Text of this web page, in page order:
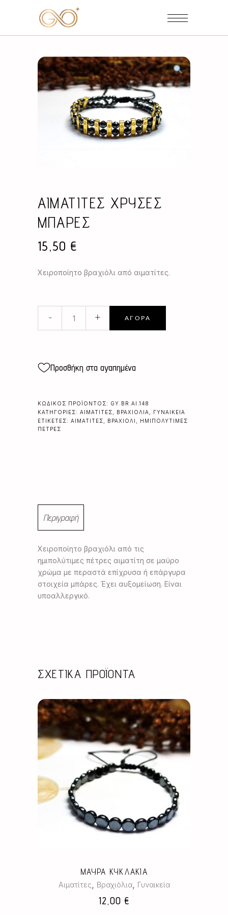
ΑΙΜΑΤΙΤΕΣ ΧΡΥΣΕΣ
ΜΠΑΡΕΣ
15,50 €
Χειροποίητο βραχιόλι από αιματίτες.
- + ΑΓΟΡΆ
Προσθήκη στα αγαπημένα
ΚΩΔΙΚΌΣ ΠΡΟΪΌΝΤΟΣ: GY.BR.AI.148
ΚΑΤΗΓΟΡΊΕΣ: ΑΙΜΑΤΊΤΕΣ ΒΡΑΧΙΌΛΙΑ
ΓΥΝΑΙΚΕΊΑ
ΕΤΙΚΈΤΕΣ: ΑΙΜΑΤΊΤΕΣ ΒΡΑΧΙΌΛΙ
ΗΜΙΠΟΛΎΤΙΜΕΣ
ΠΈΤΡΕΣ
Περιγραφή
Χειροποίητο βραχιόλι από τις
ημιπολύτιμες πέτρες αιματίτη σε μαύρο
χρώμα με περαστά επίχρυσα ή επάργυρα
στοιχεία μπάρες. Έχει αυξομείωση. Είναι
υποαλλεργικό.
ΣΧΕΤΙΚΆ ΠΡΟΪΌΝΤΑ
ΜΑΥΡΑ ΚΥΚΛΑΚΙΑ
Αιματίτες Βραχιόλια, Γυναικεία
12,00 €